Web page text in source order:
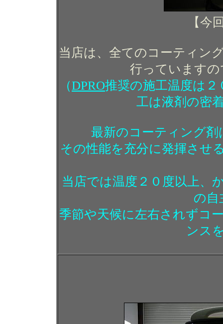
【今
当店は、全てのコーティン
行っています
（DPRO推奨の施工温度は
工は液剤の密
最新のコーティング
その性能を充分に発揮させ
当店では温度２０度以上、
の自
季節や天候に左右されずコ
ンス